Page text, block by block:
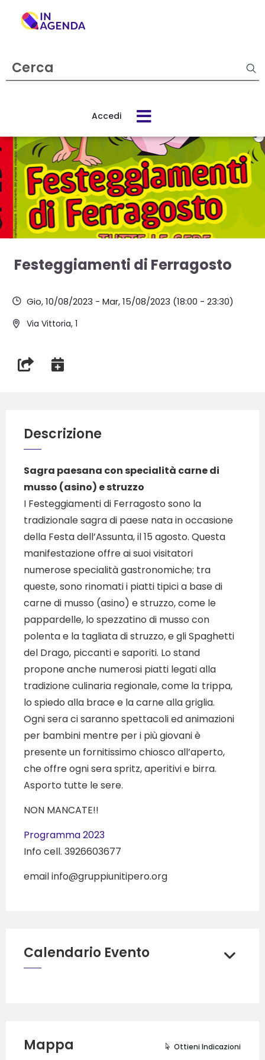
Accedi
Cerca
evento
In
Agenda
Come
funziona
Festeggiamenti di Ferragosto
Gio, 10/08/2023 - Mar, 15/08/2023 (18:00 - 23:30)
Via Vittoria, 1
Descrizione
Sagra paesana con specialità carne di
musso (asino) e struzzo
I Festeggiamenti di Ferragosto sono la
tradizionale sagra di paese nata in occasione
della Festa dell’Assunta, il 15 agosto. Questa
manifestazione offre ai suoi visitatori
numerose specialità gastronomiche; tra
queste, sono rinomati i piatti tipici a base di
carne di musso (asino) e struzzo, come le
pappardelle, lo spezzatino di musso con
polenta e la tagliata di struzzo, e gli Spaghetti
del Drago, piccanti e saporiti. Lo stand
propone anche numerosi piatti legati alla
tradizione culinaria regionale, come la trippa,
lo spiedo alla brace e la carne alla griglia.
Ogni sera ci saranno spettacoli ed animazioni
per bambini mentre per i più giovani è
presente un fornitissimo chiosco all’aperto,
che offre ogni sera spritz, aperitivi e birra.
Asporto tutte le sere.
NON MANCATE!!
Programma 2023
Info cell. 3926603677
email info@gruppiunitipero.org
Calendario Evento
Mappa Ottieni Indicazioni